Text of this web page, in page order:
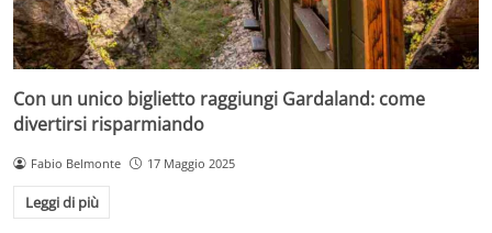
Con un unico biglietto raggiungi Gardaland: come
divertirsi risparmiando
Fabio Belmonte 17 Maggio 2025
Leggi di più